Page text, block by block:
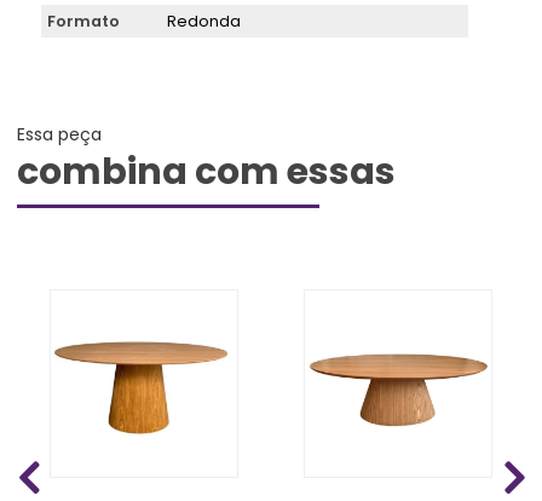
Formato Redonda
Essa peça
combina com essas